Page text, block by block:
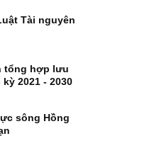
Tài nguyên
tổng hợp lưu
2021 - 2030
sông Hồng